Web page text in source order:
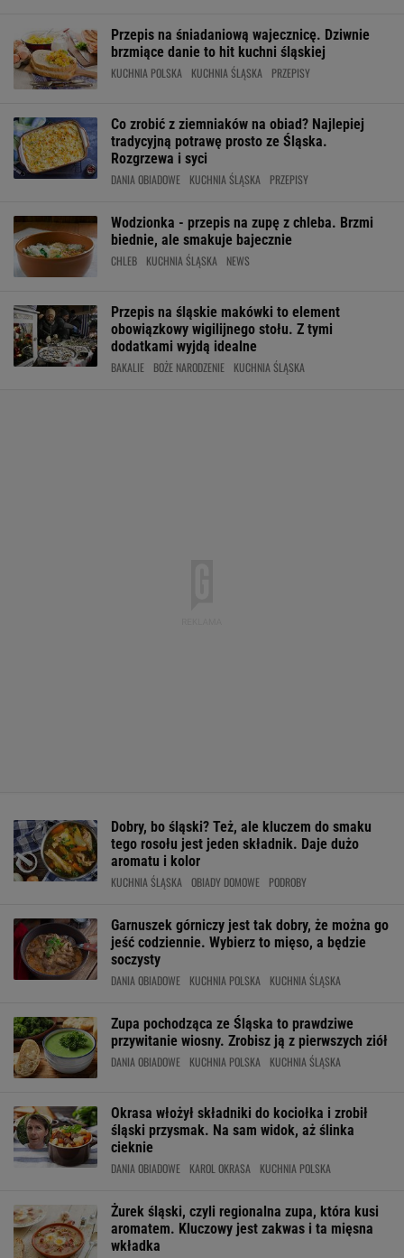
Przepis na śniadaniową wajecznicę. Dziwnie
brzmiące danie to hit kuchni śląskiej
KUCHNIA POLSKA KUCHNIA ŚLĄSKA PRZEPISY
Co zrobić z ziemniaków na obiad? Najlepiej
tradycyjną potrawę prosto ze Śląska.
Rozgrzewa i syci
DANIA OBIADOWE KUCHNIA ŚLĄSKA PRZEPISY
Wodzionka - przepis na zupę z chleba. Brzmi
biednie, ale smakuje bajecznie
CHLEB KUCHNIA ŚLĄSKA NEWS
Przepis na śląskie makówki to element
obowiązkowy wigilijnego stołu. Z tymi
dodatkami wyjdą idealne
BAKALIE BOŻE NARODZENIE KUCHNIA ŚLĄSKA
Dobry, bo śląski? Też, ale kluczem do smaku
tego rosołu jest jeden składnik. Daje dużo
aromatu i kolor
KUCHNIA ŚLĄSKA OBIADY DOMOWE PODROBY
Garnuszek górniczy jest tak dobry, że można go
jeść codziennie. Wybierz to mięso, a będzie
soczysty
DANIA OBIADOWE KUCHNIA POLSKA KUCHNIA ŚLĄSKA
Zupa pochodząca ze Śląska to prawdziwe
przywitanie wiosny. Zrobisz ją z pierwszych ziół
DANIA OBIADOWE KUCHNIA POLSKA KUCHNIA ŚLĄSKA
Okrasa włożył składniki do kociołka i zrobił
śląski przysmak. Na sam widok, aż ślinka
cieknie
DANIA OBIADOWE KAROL OKRASA KUCHNIA POLSKA
Żurek śląski, czyli regionalna zupa, która kusi
aromatem. Kluczowy jest zakwas i ta mięsna
wkładka